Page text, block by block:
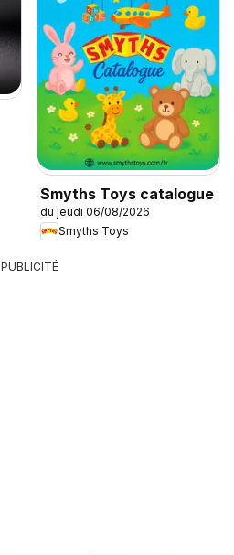
Smyths Toys catalogue
du jeudi 06/08/2026
Smyths Toys
PUBLICITÉ